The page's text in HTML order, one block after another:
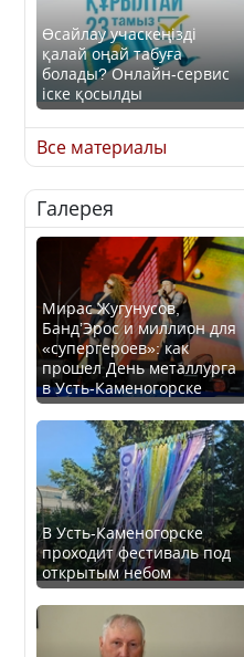
Өсайлау учаскеңізді
қалай оңай табуға
болады? Онлайн-сервис
іске қосылды
Как легко найти свой
участок для голосования?
Минтруда назвало
отрасли с самыми
высокими зарплатными
предложениями
Искусственный интеллект
официально включили в
школьную программу
Казахстана
Все материалы
Галерея
Мирас Жугунусов,
Банд’Эрос и миллион для
«супергероев»: как
прошел День металлурга
в Усть-Каменогорске
В Усть-Каменогорске
проходит фестиваль под
открытым небом